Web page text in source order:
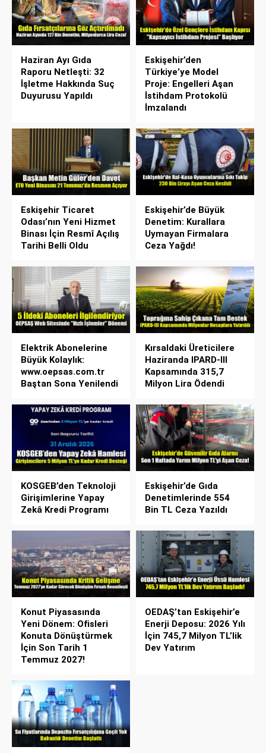
Haziran Ayı Gıda
Raporu Netleşti: 32
İşletme Hakkında Suç
Duyurusu Yapıldı
Eskişehir’den
Türkiye’ye Model
Proje: Engelleri Aşan
İstihdam Protokolü
İmzalandı
Eskişehir Ticaret
Odası’nın Yeni Hizmet
Binası İçin Resmî Açılış
Tarihi Belli Oldu
Eskişehir’de Büyük
Denetim: Kurallara
Uymayan Firmalara
Ceza Yağdı!
Elektrik Abonelerine
Büyük Kolaylık:
www.oepsas.com.tr
Baştan Sona Yenilendi
Kırsaldaki Üreticilere
Haziranda IPARD-III
Kapsamında 315,7
Milyon Lira Ödendi
KOSGEB’den Teknoloji
Girişimlerine Yapay
Zekâ Kredi Programı
Eskişehir’de Gıda
Denetimlerinde 554
Bin TL Ceza Yazıldı
Konut Piyasasında
Yeni Dönem: Ofisleri
Konuta Dönüştürmek
İçin Son Tarih 1
Temmuz 2027!
OEDAŞ’tan Eskişehir’e
Enerji Deposu: 2026 Yılı
İçin 745,7 Milyon TL’lik
Dev Yatırım